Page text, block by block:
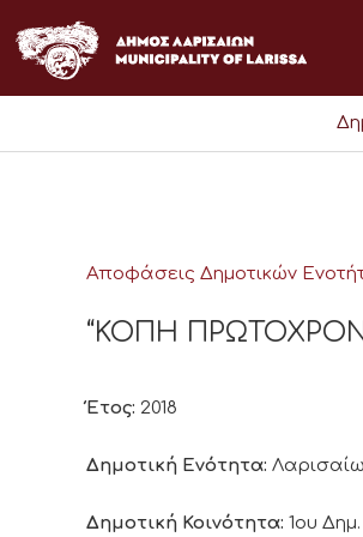
στο
περιεχόμενο
Αποφάσεις Δημοτικών
“ΚΟΠΗ
Έτος: 2018
Δημοτική Ενότητα:
Δημοτική Κοινότητα: 1ου